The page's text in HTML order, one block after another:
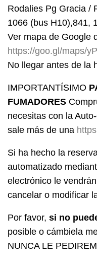
Rodalies Pg Gracia /
1066 (bus H10),841,
Ver mapa de Google
https://goo.gl/maps/
No llegar antes de la
IMPORTANTÍSIMO
FUMADORES
necesitas con la
sale más de una
Si ha hecho la
automatizado
electrónico le
cancelar o modificar
Por favor, si no
posible o cámbiela
NUNCA LE